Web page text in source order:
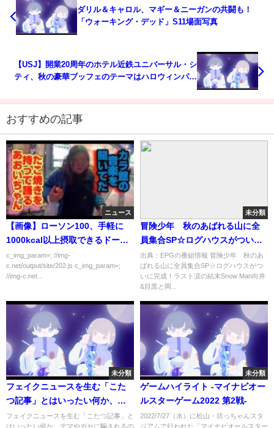
ダリル＆キャロル、マギー＆ニーガンの共闘も！
「ウォーキング・デッド」S11場面写真
【USJ】開業20周年のホテル近鉄ユニバーサル・シ
ティ、秋の豪華ブッフェのテーマはハロウィンパー
おすすめの記事
ニュース
【画像】ローソン100、手軽に
1000kcal以上摂取できるドーナ
ツとサンドイッチを発売
c_img_param=; //img-
c.net/output/site/202.js c_img_param=;
//img-c.net...
未分類
冒険少年 秋のあばれる山に全
員集合SP☆ログハウスがついに
完成！ラスト涙の結末[字]…の番
組内容解析まとめ
出典：EPGの番組情報 冒険少年 秋のあ
ばれる山に全員集合SP☆ログハウスがつ
いに完成！ラスト涙の結末Snow Man向井
&目黒と岡...
未分類
フェイクニュースを生む「こた
つ記事」とはいったい何か、デ
マやガセに騙されるのは読者の
フェイクニュースを生む「こたつ記事」と
はいったい何か、デマやガセに騙されるの
未分類
ゲームハイライト -マイナビオー
ルスターゲーム2022 第2戦-
2022/7/27（水）に松山・坊っちゃんスタ
ジアムで行われた「マイナビオールスター